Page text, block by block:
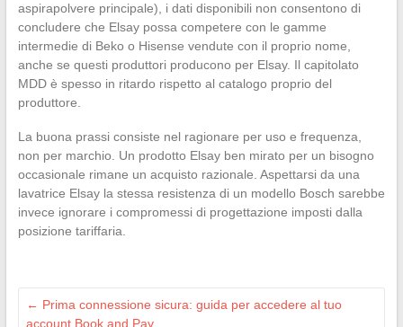
aspirapolvere principale), i dati disponibili non consentono di
concludere che Elsay possa competere con le gamme
intermedie di Beko o Hisense vendute con il proprio nome,
anche se questi produttori producono per Elsay. Il capitolato
MDD è spesso in ritardo rispetto al catalogo proprio del
produttore.
La buona prassi consiste nel ragionare per uso e frequenza,
non per marchio. Un prodotto Elsay ben mirato per un bisogno
occasionale rimane un acquisto razionale. Aspettarsi da una
lavatrice Elsay la stessa resistenza di un modello Bosch sarebbe
invece ignorare i compromessi di progettazione imposti dalla
posizione tariffaria.
← Prima connessione sicura: guida per accedere al tuo
account Book and Pay